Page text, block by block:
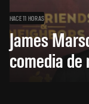
HACE 11 HORAS
James
comedia